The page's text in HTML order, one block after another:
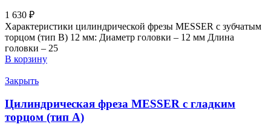
1 630 ₽
Характеристики цилиндрической фрезы MESSER с зубчатым
торцом (тип B) 12 мм: Диаметр головки – 12 мм Длина
головки – 25
В корзину
Закрыть
Цилиндрическая фреза MESSER с гладким
торцом (тип A)